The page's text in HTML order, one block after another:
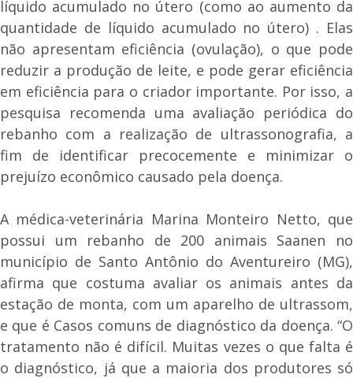
líquido acumulado no útero (como ao aumento da
quantidade de líquido acumulado no útero) . Elas
não apresentam eficiência (ovulação), o que pode
reduzir a produção de leite, e pode gerar eficiência
em eficiência para o criador importante. Por isso, a
pesquisa recomenda uma avaliação periódica do
rebanho com a realização de ultrassonografia, a
fim de identificar precocemente e minimizar o
prejuízo econômico causado pela doença.
A médica-veterinária Marina Monteiro Netto, que
possui um rebanho de 200 animais Saanen no
município de Santo Antônio do Aventureiro (MG),
afirma que costuma avaliar os animais antes da
estação de monta, com um aparelho de ultrassom,
e que é Casos comuns de diagnóstico da doença. “O
tratamento não é difícil. Muitas vezes o que falta é
o diagnóstico, já que a maioria dos produtores só